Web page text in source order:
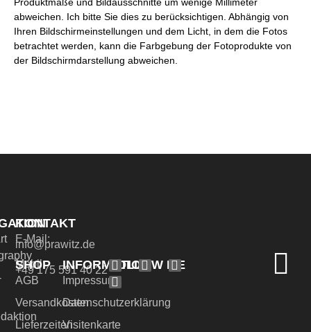
abweichen. Ich bitte Sie dies zu berücksichtigen. Abhängig von
Ihren Bildschirmeinstellungen und dem Licht, in dem die Fotos
betrachtet werden, kann die Farbgebung der Fotoprodukte von
der Bildschirmdarstellung abweichen.
KONTAKT
E-Mail:
info@prawitz.de
Mobil:
+49 175 591 40 22
SHOP
AGB
Versandkosten
Lieferzeiten
INFORMATION
Impressum
Datenschutzerklärung
Visitenkarte
FOLLOW ME